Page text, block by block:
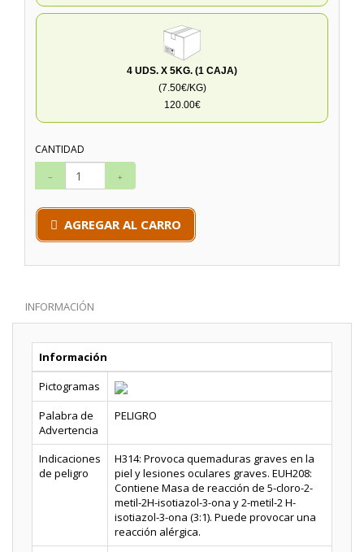
4 UDS. X 5KG. (1 CAJA)
(7.50€/KG)
120.00€
CANTIDAD
AGREGAR AL CARRO
INFORMACIÓN
Información
Pictogramas
Palabra de
Advertencia
PELIGRO
Indicaciones
de peligro
H314: Provoca quemaduras graves en la
piel y lesiones oculares graves. EUH208:
Contiene Masa de reacción de 5-cloro-2-
metil-2H-isotiazol-3-ona y 2-metil-2 H-
isotiazol-3-ona (3:1). Puede provocar una
reacción alérgica.